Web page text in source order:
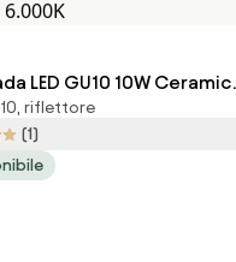
LED GU10 10W Ceramic
- No Flickering Colore
6.000K
riflettore
(1)